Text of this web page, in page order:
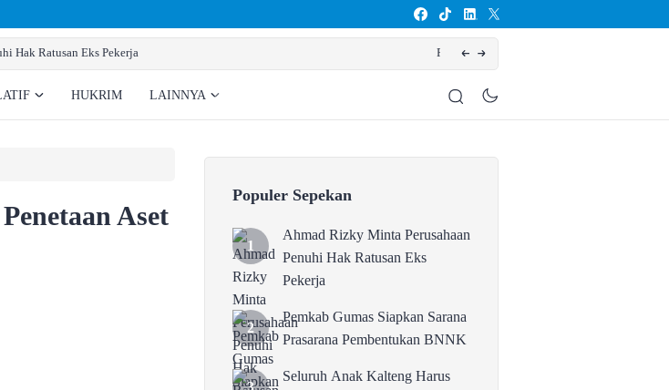
Pemkab Gumas Siapkan Sarana Prasarana Pembentukan BNNK
HUKRIM LAINNYA
Aset
Populer Sepekan
Ahmad Rizky Minta Perusahaan
Penuhi Hak Ratusan Eks
Pekerja
Pemkab Gumas Siapkan Sarana
Prasarana Pembentukan BNNK
Seluruh Anak Kalteng Harus